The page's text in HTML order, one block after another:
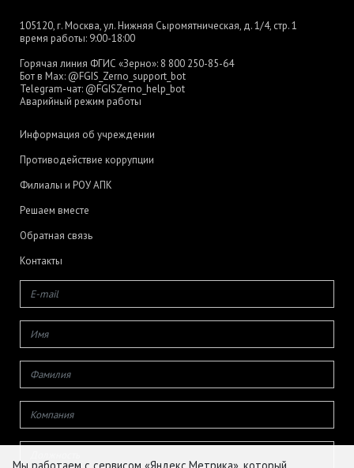
105120, г. Москва, ул. Нижняя Сыромятническая, д. 1/4, стр. 1
время работы: 9:00-18:00
Горячая линия ФГИС «Зерно»: 8 800 250-85-64
Бот в Max: @FGIS_Zerno_support_bot
Telegram-чат: @FGISZerno_help_bot
Аварийный режим работы
Информация об учреждении
Противодействие коррупции
Филиалы и РОУ АПК
Решаем вместе
Обратная связь
Контакты